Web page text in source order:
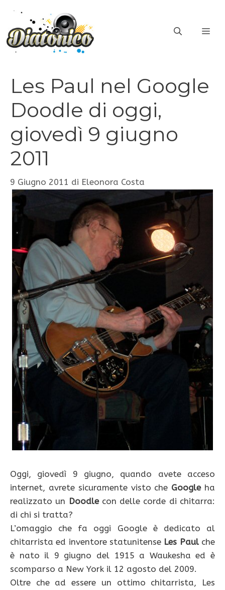
contenuto
Les Paul nel Google
Doodle di oggi,
giovedì 9 giugno
2011
9 Giugno 2011 di Eleonora Costa
Oggi, giovedì 9 giugno, quando avete acceso
internet, avrete sicuramente visto che Googleha
realizzato un Doodlecon delle corde di chitarra:
di chi si tratta?
L’omaggio che fa oggi Google è dedicato al
chitarrista ed inventore statunitense Les Paulche
è nato il 9 giugno del 1915 a Waukesha ed è
scomparso a New York il 12 agosto del 2009.
Oltre che ad essere un ottimo chitarrista, Les